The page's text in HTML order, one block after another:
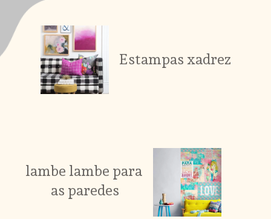
Estampas xadrez
lambe lambe para
as paredes